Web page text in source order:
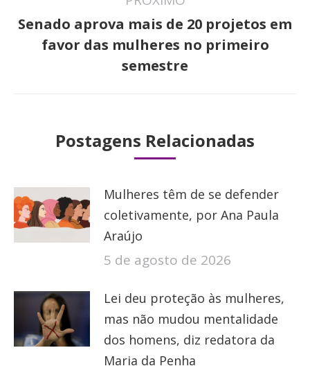
Próximo
post:
Senado aprova mais de 20 projetos em
favor das mulheres no primeiro
semestre
Postagens Relacionadas
Mulheres têm de se defender
coletivamente, por Ana Paula
Araújo
5 de agosto de 2026
Lei deu proteção às mulheres,
mas não mudou mentalidade
dos homens, diz redatora da
Maria da Penha